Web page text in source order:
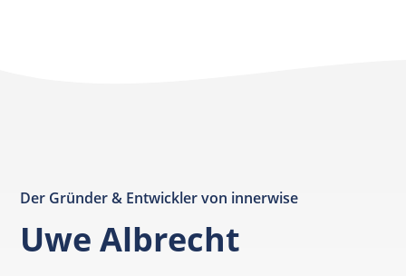
Der Gründer & Entwickler von innerwise
Uwe Albrecht